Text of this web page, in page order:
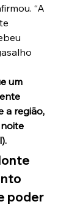
“A
um
a região,
poder